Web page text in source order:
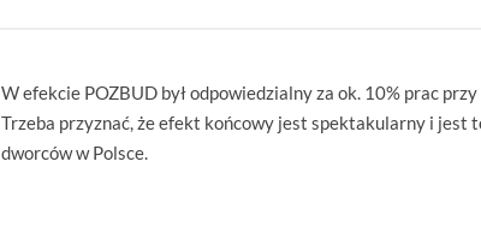
W efekcie POZBUD był odpowiedzialny za ok. 10% prac
Trzeba przyznać, że efekt końcowy jest spektakularny i jest
dworców w Polsce.